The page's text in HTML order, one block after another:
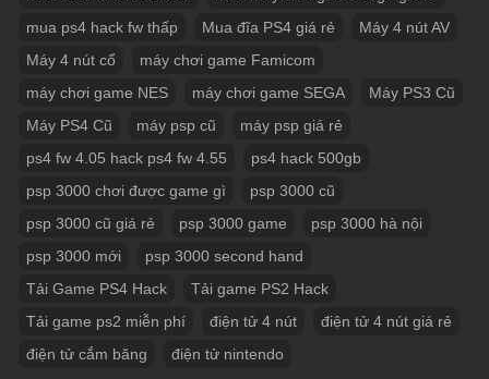
mua ps4 hack fw thấp
Mua đĩa PS4 giá rẻ
Máy 4 nút AV
Máy 4 nút cổ
máy chơi game Famicom
máy chơi game NES
máy chơi game SEGA
Máy PS3 Cũ
Máy PS4 Cũ
máy psp cũ
máy psp giá rẻ
ps4 fw 4.05 hack ps4 fw 4.55
ps4 hack 500gb
psp 3000 chơi được game gì
psp 3000 cũ
psp 3000 cũ giá rẻ
psp 3000 game
psp 3000 hà nội
psp 3000 mới
psp 3000 second hand
Tải Game PS4 Hack
Tải game PS2 Hack
Tải game ps2 miễn phí
điện tử 4 nút
điện tử 4 nút giá rẻ
điện tử cắm băng
điện tử nintendo